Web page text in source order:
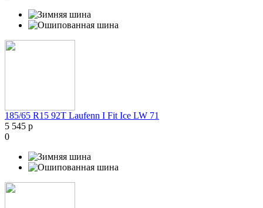
185/65 R15 92T Laufenn I Fit Ice LW 71
5 545 р
0